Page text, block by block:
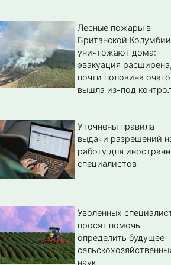
Лесные пожары в
Британской Колумбии
уничтожают дома:
эвакуация расширена,
почти половина
вышла из-под
Уточнены правила
выдачи разрешений
работу для
специалистов
Уволенных
просят помочь
определить будущее
наук